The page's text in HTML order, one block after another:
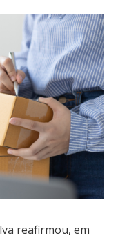
reafirmou, em